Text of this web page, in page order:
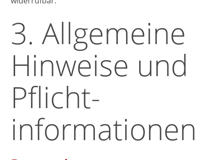
3. Allgemeine
Hinweise und
Pflicht­
informationen